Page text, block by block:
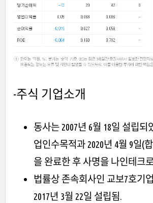
-주식 기업소개
동사는 2007년 6월 18일 설립되
업인수목적과 2020년 4월 9일(
을 완료한 후 사명을 나인테크
법률상 존속회사인 교보7호기
2017년 3월 22일 설립됨.